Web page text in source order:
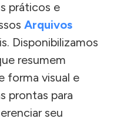
práticos e
Arquivos
Disponibilizamos
resumem
forma visual e
prontas para
seu